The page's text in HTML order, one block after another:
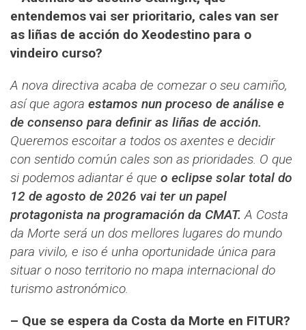
entendemos vai ser prioritario, cales van ser
as liñas de acción do Xeodestino para o
vindeiro curso?
A nova directiva acaba de comezar o seu camiño,
así que agora estamos nun proceso de análise e
de consenso para definir as liñas de acción.
Queremos escoitar a todos os axentes e decidir
con sentido común cales son as prioridades. O que
si podemos adiantar é que o eclipse solar total do
12 de agosto de 2026 vai ter un papel
protagonista na programación da CMAT. A Costa
da Morte será un dos mellores lugares do mundo
para vivilo, e iso é unha oportunidade única para
situar o noso territorio no mapa internacional do
turismo astronómico.
– Que se espera da Costa da Morte en FITUR?